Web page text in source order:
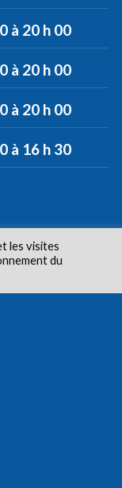
à 20 h 00
à 20 h 00
à 20 h 00
à 16 h 30
droits réservés.
les visites
du